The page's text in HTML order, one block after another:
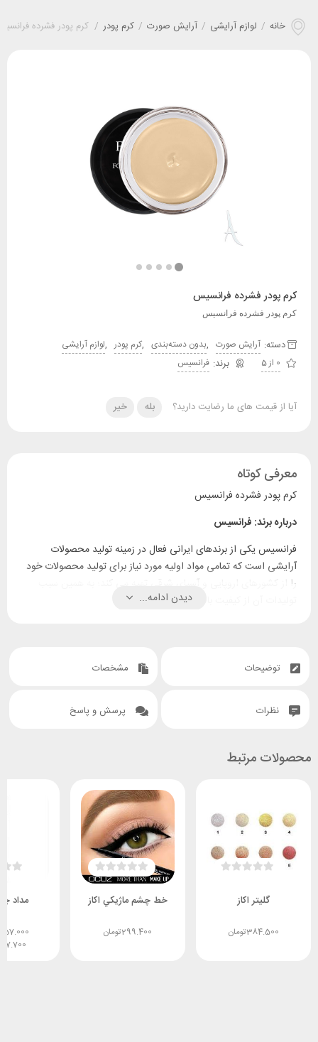
خانه / لوازم آرایشی / آرایش صورت / کرم پودر / کرم پودر فشرده
کرم پودر فشرده فرانسیس
کرم پودر فشرده فرانسیس
دسته: آرایش صورت ,بدون دسته‌بندی ,کرم پودر ,لوازم آرایشی
0 از 5
فرانسیس
آیا از قیمت های ما رضایت دارید؟ بله خیر
معرفی کوتاه
کرم پودر فشرده فرانسیس
درباره برند: فرانسیس
فرانسیس یکی از برندهای ایرانی فعال در زمینه تولید محصولات
آرایشی است که تمامی مواد اولیه مورد نیاز برای تولید محصولات خود
را از کشورهای اروپایی و آسیای شرقی تهیه می کند؛ به همین سبب
تولیدات آن از کیفیت بالایی برخوردار هستند.
دیدن ادامه...
توضیحات مشخصات
نظرات پرسش و پاسخ
محصولات مرتبط
گلیتر اکاز
تومان384.500
خط چشم ماژيکي اکاز
تومان299.400
مداد
157.000